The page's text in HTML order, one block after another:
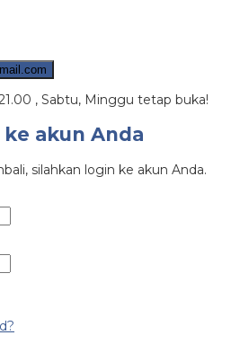
, Sabtu, Minggu tetap buka!
ke akun Anda
silahkan login ke akun Anda.